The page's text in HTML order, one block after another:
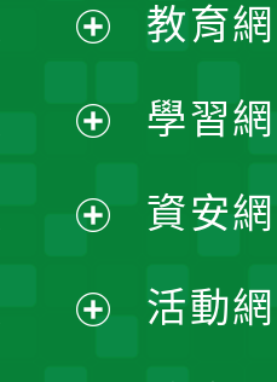
選
單
開
選
單
開
選
單
開
選
開
教育
學習
資安
活動